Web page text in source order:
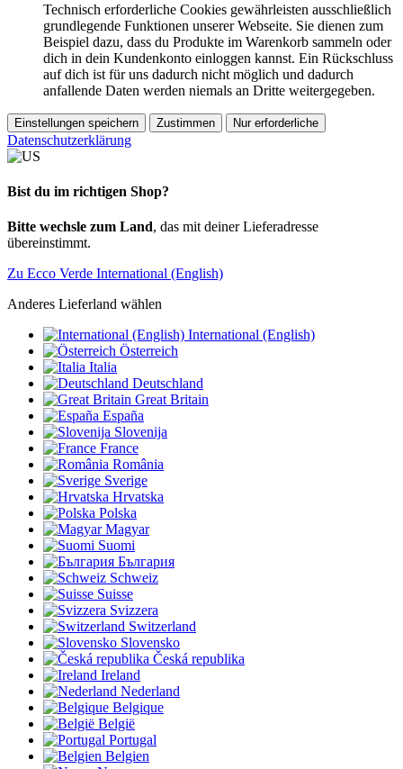
Technisch erforderliche Cookies gewährleisten ausschließlich
grundlegende Funktionen unserer Webseite. Sie dienen zum
Beispiel dazu, dass du Produkte im Warenkorb sammeln oder
dich in dein Kundenkonto einloggen kannst. Ein Rückschluss
auf dich ist für uns dadurch nicht möglich und dadurch
anfallende Daten werden niemals an Dritte weitergegeben.
Einstellungen speichern Zustimmen Nur erforderliche
Datenschutzerklärung
Bist du im richtigen Shop?
Bitte wechsle zum Land, das mit deiner Lieferadresse
übereinstimmt.
Zu Ecco Verde International (English)
Anderes Lieferland wählen
International (English)
Österreich
Italia
Deutschland
Great Britain
España
Slovenija
France
România
Sverige
Hrvatska
Polska
Magyar
Suomi
България
Schweiz
Suisse
Svizzera
Switzerland
Slovensko
Česká republika
Ireland
Nederland
Belgique
België
Portugal
Belgien